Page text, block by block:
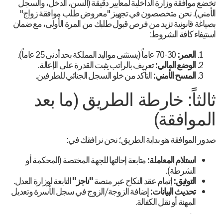
تخضع موافقة وزارة الداخلية لمعايير دقيقة (السن، الدخل، والسجل
الأمني). نحن متخصصون في تجهيز "معروض طلب موافقة زواج"
بصياغة قانونية تزيد من فرص قبول طلبك من المرة الأولى، مع ضمان
استيفاء كافة الشروط:
العمر:
الوضع المالي:تعريف بالراتب يثبت القدرة على الإعالة.
المسح الأمني:التأكد من خلو السجل الجنائي للطرفين.
ثالثاً: خارطة الطريق (ما بعد
الموافقة)
صدور الموافقة هو بداية الطريق؛ نحن نرافقك في:
استلام المعاملة:متابعة إحالتها للجهة المختصة (المحكمة أو
الشرطة).
التوثيق:إتمام عقد النكاح عبر منصة"ناجز"التابعة لوزارة العدل.
تحديث البيانات:إضافة الزوجة/الزوج في سجل الأسرة وتعديل
المهنة أو نقل الكفالة.